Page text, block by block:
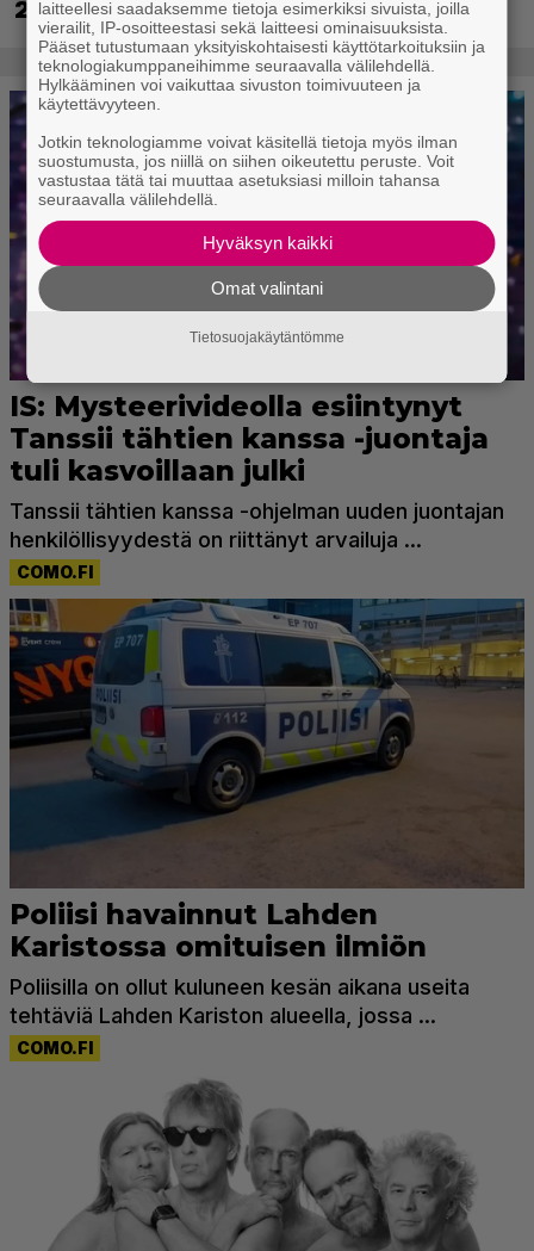
2 päivättiin
laitteellesi saadaksemme tietoja esimerkiksi sivuista, joilla
vierailit, IP-osoitteestasi sekä laitteesi ominaisuuksista.
Pääset tutustumaan yksityiskohtaisesti käyttötarkoituksiin ja
teknologiakumppaneihimme seuraavalla välilehdellä.
Hylkääminen voi vaikuttaa sivuston toimivuuteen ja
käytettävyyteen.
Jotkin teknologiamme voivat käsitellä tietoja myös ilman
suostumusta, jos niillä on siihen oikeutettu peruste. Voit
vastustaa tätä tai muuttaa asetuksiasi milloin tahansa
seuraavalla välilehdellä.
Hyväksyn kaikki
Omat valintani
Tietosuojakäytäntömme